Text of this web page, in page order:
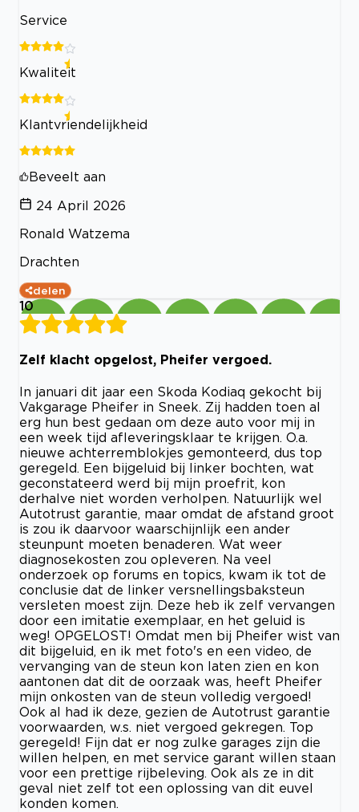
Service
Kwaliteit
Klantvriendelijkheid
Beveelt aan
24 April 2026
Ronald Watzema
Drachten
delen
10
Zelf klacht opgelost, Pheifer vergoed.
In januari dit jaar een Skoda Kodiaq gekocht bij
Vakgarage Pheifer in Sneek. Zij hadden toen al
erg hun best gedaan om deze auto voor mij in
een week tijd afleveringsklaar te krijgen. O.a.
nieuwe achterremblokjes gemonteerd, dus top
geregeld. Een bijgeluid bij linker bochten, wat
geconstateerd werd bij mijn proefrit, kon
derhalve niet worden verholpen. Natuurlijk wel
Autotrust garantie, maar omdat de afstand groot
is zou ik daarvoor waarschijnlijk een ander
steunpunt moeten benaderen. Wat weer
diagnosekosten zou opleveren. Na veel
onderzoek op forums en topics, kwam ik tot de
conclusie dat de linker versnellingsbaksteun
versleten moest zijn. Deze heb ik zelf vervangen
door een imitatie exemplaar, en het geluid is
weg! OPGELOST! Omdat men bij Pheifer wist van
dit bijgeluid, en ik met foto's en een video, de
vervanging van de steun kon laten zien en kon
aantonen dat dit de oorzaak was, heeft Pheifer
mijn onkosten van de steun volledig vergoed!
Ook al had ik deze, gezien de Autotrust garantie
voorwaarden, w.s. niet vergoed gekregen. Top
geregeld! Fijn dat er nog zulke garages zijn die
willen helpen, en met service garant willen staan
voor een prettige rijbeleving. Ook als ze in dit
geval niet zelf tot een oplossing van dit euvel
konden komen.